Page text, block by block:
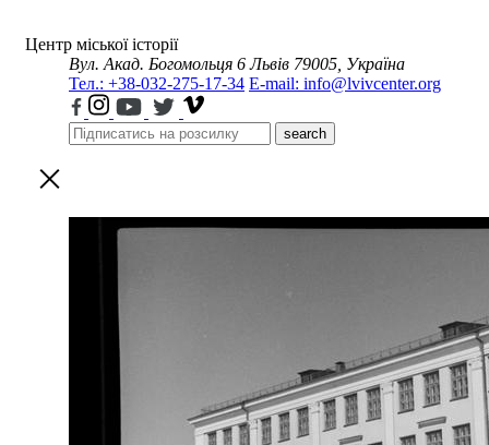
Центр міської історії
Вул. Акад. Богомольця 6 Львів 79005, Україна
Тел.: +38-032-275-17-34 E-mail: info@lvivcenter.org
search